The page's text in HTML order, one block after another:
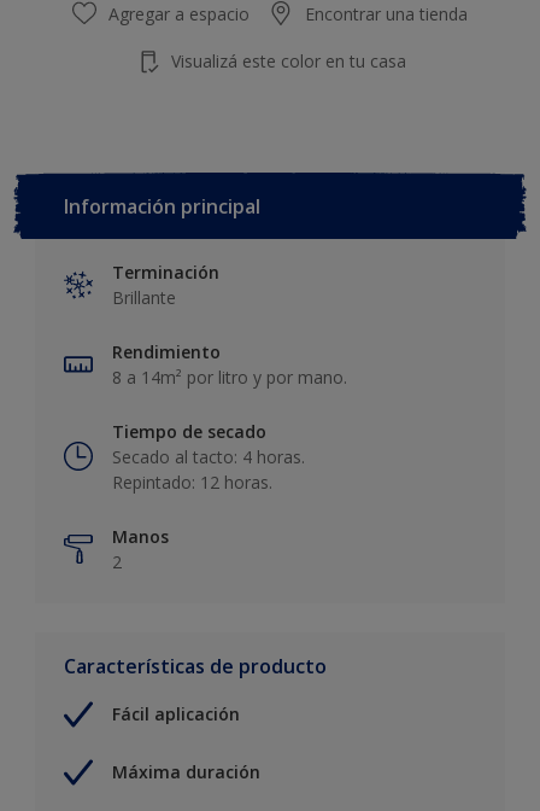
Agregar a espacio Encontrar una tienda
Visualizá este color en tu casa
Información principal
Terminación
Brillante
Rendimiento
8 a 14m² por litro y por mano.
Tiempo de secado
Secado al tacto: 4 horas.
Repintado: 12 horas.
Manos
2
Características de producto
Fácil aplicación
Máxima duración